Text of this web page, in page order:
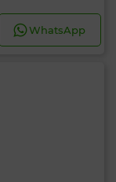
WhatsApp